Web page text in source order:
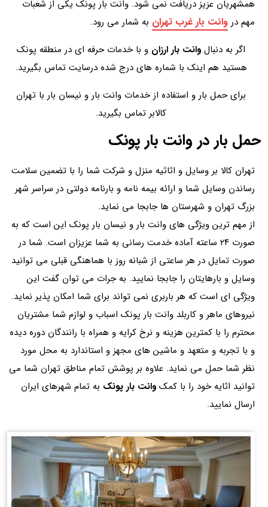
همشهریان عزیز دریافت نمی شود. وانت بار پونک یکی از شعبات
مهم در وانت بار غرب تهران به شمار می رود.
اگر به دنبال وانت بار ارزان و با خدمات حرفه ای در منطقه پونک
هستید هم اینک با شماره های درج شده درسایت تماس بگیرید.
برای حمل بار و استفاده از خدمات وانت بار و نیسان بار با تهران
کالابر تماس بگیرید.
حمل بار در وانت بار پونک
تهران کالا بر وسایل و اثاثیه منزل و شرکت شما را با تضمین سلامت
رساندن وسایل شما و ارائه بیمه نامه و بارنامه دولتی در سراسر شهر
بزرگ تهران و شهرستان ها جابجا می نماید.
از مهم ترین ویژگی های وانت بار و نیسان بار پونک این است که به
صورت ۲۴ ساعته آماده خدمت رسانی به شما عزیزان است. شما در
صورت تمایل در هر ساعتی از شبانه روز با هماهنگی قبلی می توانید
وسایل و بارهایتان را جابجا نمایید. به جرات می توان گفت این
ویژگی ای است که هر باربری نمی تواند برای شما امکان پذیر نماید.
نیروهای ماهر و کاربلد وانت بار پونک اسباب و لوازم شما مشتریان
محترم را با کمترین هزینه و نرخ کرایه و همراه با رانندگان دوره دیده
و با تجربه و متعهد و ماشین های مجهز و استاندارد به محل مورد
نظر شما حمل می نماید. علاوه بر پوشش تمام مناطق تهران شما می
توانید اثایه خود را با کمک وانت بار پونک به تمام شهرهای ایران
ارسال نمایید.